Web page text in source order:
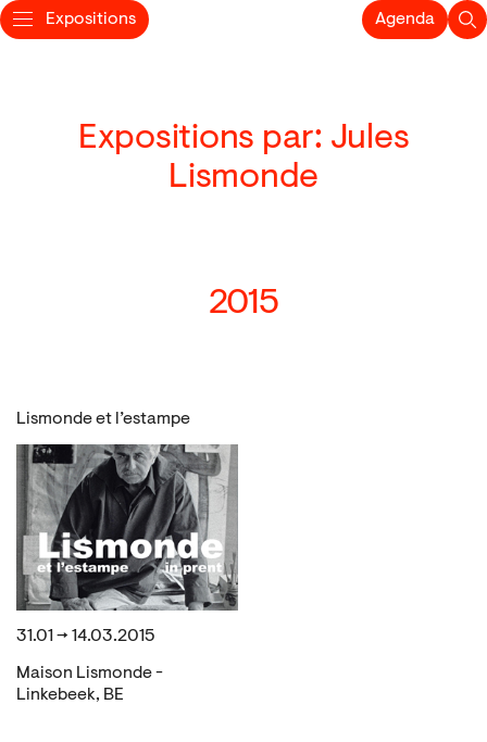
Expositions Agenda
Expositions par: Jules
Lismonde
2015
Lismonde et l’estampe
31.01 → 14.03.2015
Maison Lismonde -
Linkebeek, BE